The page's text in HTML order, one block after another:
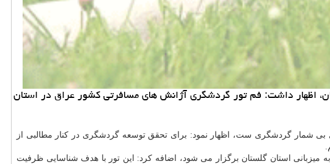
اظهار داشت: فم تور گردشگری آژانش های مسافرتی کشور عراق در استان
شمار گردشگری ست، اظهار نمود: برای تحقق توسعه گردشگری در کنار مطالبی از
استان گلستان برگزار می شود، اضافه کرد: این تور با هدف شناسایی ظرفیت